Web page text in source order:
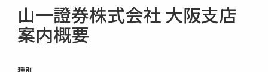
山一證券株式会社 大阪支店
案内概要
種別